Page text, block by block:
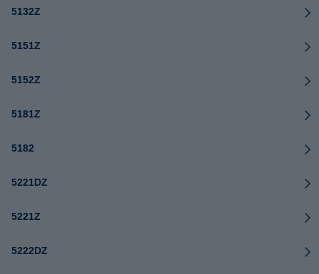
5132Z
5151Z
5152Z
5181Z
5182
5221DZ
5221Z
5222DZ